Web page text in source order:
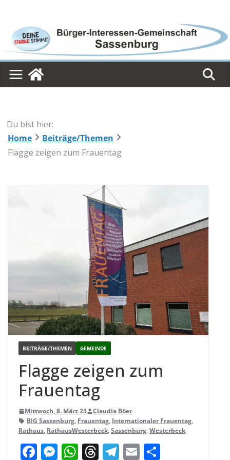
content
Du bist hier:
Home
Beiträge/Themen
Flagge zeigen zum Frauentag
BEITRÄGE/THEMEN GEMEINDE
Flagge zei­gen zum
Frauentag
Mittwoch, 8. März 23
Claudia Böer
BIG Sassenburg, Frauentag, Internationaler Frauentag,
Rathaus, RathausWesterbeck, Sassenburg, Westerbeck
F M W T T E